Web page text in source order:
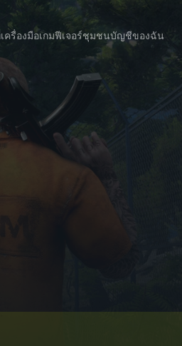
เครื่องมือเกมฟีเจอร์ชุมชนบัญชีของฉัน